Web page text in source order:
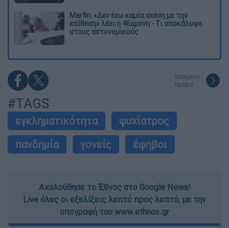
Marfin: «Δεν έχω καμία σχέση με την
επίθεση» λέει η 46χρονη - Τι αποκάλυψε
στους αστυνομικούς
επόμενο
άρθρο
#TAGS
εγκληματικότητα
ψυχίατρος
πανδημία
γονείς έφηβοι
Ακολούθησε το Έθνος στο Google News!
Live όλες οι εξελίξεις λεπτό προς λεπτό, με την
υπογραφή του www.ethnos.gr